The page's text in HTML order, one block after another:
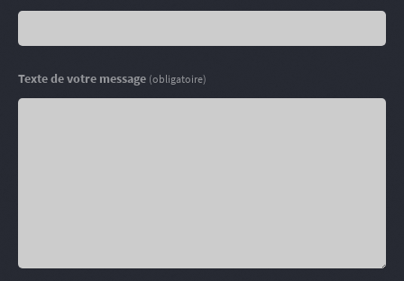
Texte de votre message (obligatoire)